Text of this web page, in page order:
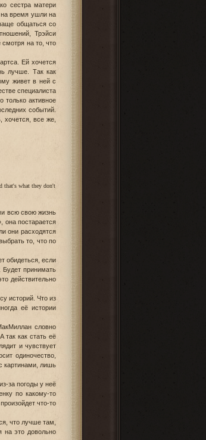
сестра матери
на время ушли на
общаться со
Трэйси
смотря на то, что
Ей хочется
лучше. Так как
живет в ней с
специалиста
только активное
событий.
все же,
that's what they don't
всю свою жизнь
она постарается
они расходятся
то, что по
обидеться, если
Будет принимать
действительно
историй. Что из
её истории
словно
так как стать её
и чувствует
одиночество,
картинами, лишь
за погоды у неё
по какому-то
что-то
что лучше там,
на это довольно